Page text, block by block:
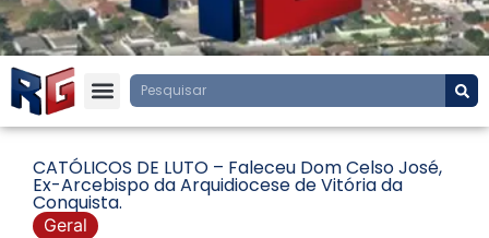
CATÓLICOS DE LUTO – Faleceu Dom Celso José,
Ex-Arcebispo da Arquidiocese de Vitória da
Conquista.
Geral